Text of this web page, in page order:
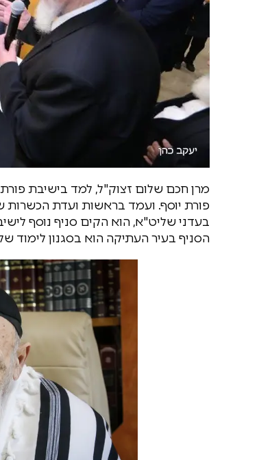
מרן חכם שלום זצוק"ל, למד בישיבת
פורת יוסף. ועמד בראשות ועדת הכשרות
בעדני שליט"א, הוא הקים סניף נוסף
הסניף בעיר העתיקה הוא בסגנון לימוד